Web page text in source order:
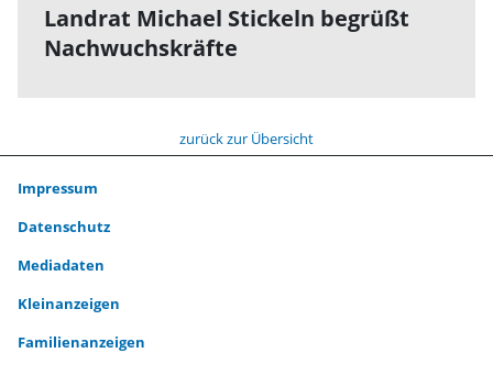
Landrat Michael Stickeln begrüßt
Nachwuchskräfte
zurück zur Übersicht
Impressum
Datenschutz
Mediadaten
Kleinanzeigen
Familienanzeigen